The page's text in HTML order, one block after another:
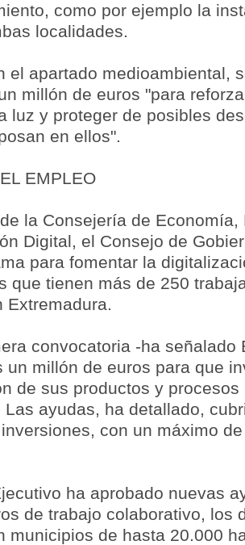
como por ejemplo la
localidades.
el apartado medioambiental,
millón de euros "para
luz y proteger de posibles
en ellos".
EMPLEO
la Consejería de Economía,
Digital, el Consejo de
para fomentar la
que tienen más de 250
Extremadura.
convocatoria -ha señalado
un millón de euros para que
de sus productos y
Las ayudas, ha detallado,
con un máximo
ha aprobado nuevas
de trabajo colaborativo, los
municipios de hasta 20.000